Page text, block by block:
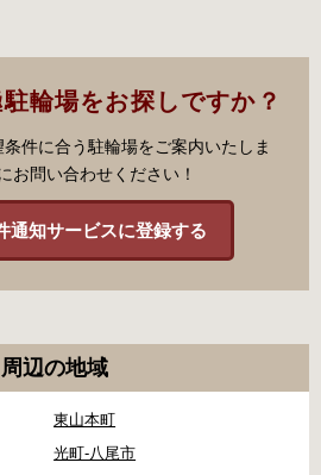
輪場をお探しですか？
件に合う駐輪場をご案内いたしま
お問い合わせください！
通知サービスに登録する
周辺の地域
東山本町
光町-八尾市